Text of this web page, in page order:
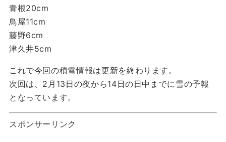
青根20cm
鳥屋11cm
藤野6cm
津久井5cm
これで今回の積雪情報は更新を終わります。
次回は、2月13日の夜から14日の日中までに雪の予報
となっています。
スポンサーリンク